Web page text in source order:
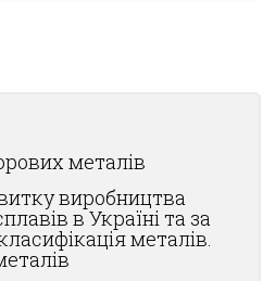
металів
виробництва
в Україні та за
металів.